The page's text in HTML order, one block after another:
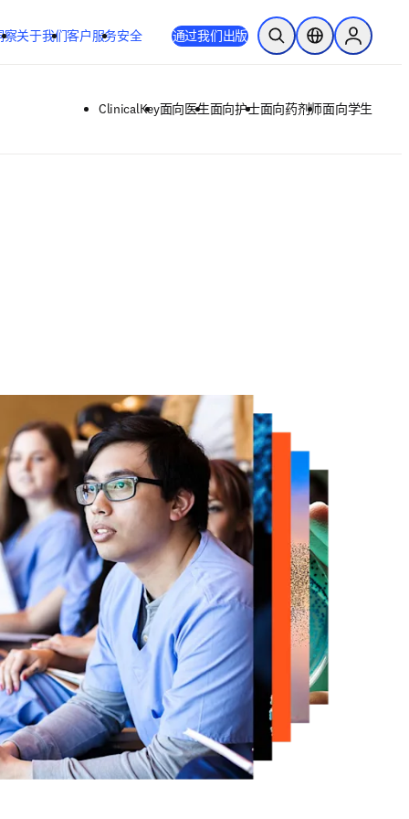
察关于我们客户服务安全 通过我们出版 开放搜索位置选择器Sign in to
ClinicalKey面向医生面向护士面向药剂师面向学生